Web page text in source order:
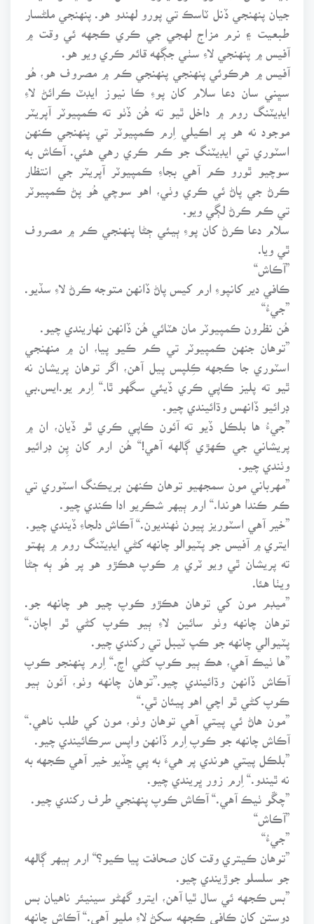
جيان پنهنجي ڏنل ٽاسڪ تي پورو لهندو هو. پنهنجي ملڻسار
طبعيت ۽ نرم مزاج لهجي جي ڪري ڪجهه ئي وقت ۾
آفيس ۾ پنهنجي لاءِ سٺي جڳهه قائم ڪري ويو هو.
آفيس ۾ هرڪوئي پنهنجي پنهنجي ڪم ۾ مصروف هو، هُو
سڀني سان دعا سلام کان پوءِ ڪا نيوز ايڊٽ ڪرائڻ لاءِ
ايڊيٽنگ روم ۾ داخل ٿيو ته هُن ڏٺو ته ڪمپيوٽر آپريٽر
موجود نه هو پر اڪيلي اِرم ڪمپيوٽر تي پنهنجي ڪنهن
اسٽوري تي ايڊيٽنگ جو ڪم ڪري رهي هئي. آڪاش به
سوچيو ٿورو ڪم آهي بجاءِ ڪمپيوٽر آپريٽر جي انتظار
ڪرڻ جي پاڻ ئي ڪري وٺي، اهو سوچي هُو پڻ ڪمپيوٽر
تي ڪم ڪرڻ لڳي ويو.
سلام دعا ڪرڻ کان پوءِ ٻيئي ڄڻا پنهنجي ڪم ۾ مصروف
ٿي ويا.
”آڪاش“
ڪافي دير کانپوءِ ارم کيس پاڻ ڏانهن متوجه ڪرڻ لاءِ سڏيو.
”جيءُ“
هُن نظرون ڪمپيوٽر مان هٽائي هُن ڏانهن نهاريندي چيو.
”توهان جنهن ڪمپيوٽر تي ڪم ڪيو پيا، ان ۾ منهنجي
اسٽوري جا ڪجهه ڪِلپس پيل آهن، اگر توهان پريشان نه
ٿيو ته پليز ڪاپي ڪري ڏيئي سگهو ٿا.“ اِرم يو.ايس.بي
ڊرائيو ڏانهس وڌائيندي چيو.
”جيءُ ها بلڪل ڏيو ته آئون ڪاپي ڪري ٿو ڏيان، ان ۾
پريشاني جي ڪهڙي ڳالهه آهي!“ هُن ارم کان پِن ڊرائيو
”مهرباني مون سمجهيو توهان ڪنهن بريڪنگ اسٽوري تي
ڪم ڪندا هوندا.“ ارم ٻيهر شڪريو ادا ڪندي چيو.
”خير آهي اسٽوريز پيون ٺهنديون.“ آڪاش دلجاءِ ڏيندي چيو.
ايتري ۾ آفيس جو پٽيوالو چانهه کڻي ايڊيٽنگ روم ۾ پهتو
ته پريشان ٿي ويو ٽري ۾ ڪوپ هڪڙو هو پر هُو ٻه ڄڻا
ويٺا هئا.
”ميڊم مون کي توهان هڪڙو ڪوپ چيو هو چانهه جو.
توهان چانهه وٺو سائين لاءِ ٻيو ڪوپ کڻي ٿو اچان.“
پٽيوالي چانهه جو ڪپ ٽيبل تي رکندي چيو.
”ها ٺيڪ آهي، هڪ ٻيو ڪوپ کڻي اچ.“ اِرم پنهنجو ڪوپ
آڪاش ڏانهن وڌائيندي چيو.”توهان چانهه وٺو، آئون ٻيو
ڪوپ کڻي ٿو اچي اهو پيئان ٿي.“
”مون هاڻ ئي پيتي آهي توهان وٺو، مون کي طلب ناهي.“
آڪاش چانهه جو ڪوپ اِرم ڏانهن واپس سرڪائيندي چيو.
”بلڪل پيتي هوندي پر هيءَ به پي ڇڏيو خير آهي ڪجهه به
نه ٿيندو.“ اِرم زور ڀريندي چيو.
”چڱو ٺيڪ آهي.“ آڪاش ڪوپ پنهنجي طرف رکندي چيو.
”آڪاش“
”جيءُ“
”توهان ڪيتري وقت کان صحافت پيا ڪيو؟“ ارم ٻيهر ڳالهه
جو سلسلو جوڙيندي چيو.
”بس ڪجهه ئي سال ٿيا آهن، ايترو گهڻو سينيئر ناهيان بس
دوستن کان ڪافي ڪجهه سکڻ لاءِ مليو آهي.“ آڪاش چانهه